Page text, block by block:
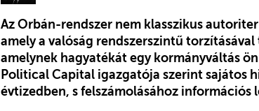
Az Orbán-rendszer nem klasszikus
amely a valóság rendszerszintű
amelynek hagyatékát egy kormányváltás
Political Capital igazgatója szerint sajátos
évtizedben, s felszámolásához információs